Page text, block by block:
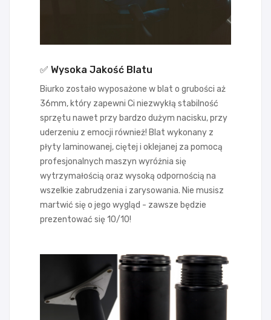
✅ Wysoka Jakość Blatu
Biurko zostało wyposażone w blat o grubości aż
36mm, który zapewni Ci niezwykłą stabilność
sprzętu nawet przy bardzo dużym nacisku, przy
uderzeniu z emocji również! Blat wykonany z
płyty laminowanej, ciętej i oklejanej za pomocą
profesjonalnych maszyn wyróżnia się
wytrzymałością oraz wysoką odpornością na
wszelkie zabrudzenia i zarysowania. Nie musisz
martwić się o jego wygląd - zawsze będzie
prezentować się 10/10!